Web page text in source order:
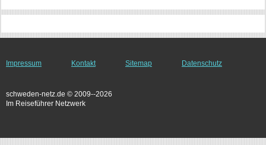
Impressum Kontakt Sitemap Datenschutz
schweden-netz.de © 2009--2026
Im Reiseführer Netzwerk